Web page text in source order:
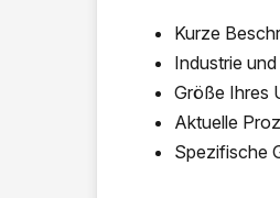
Kurze
Industrie
Größe Ihres
Aktuelle
Spezifische